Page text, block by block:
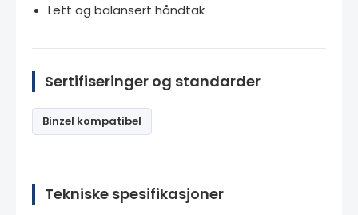
Lett og balansert håndtak
Sertifiseringer og standarder
Binzel kompatibel
Tekniske spesifikasjoner